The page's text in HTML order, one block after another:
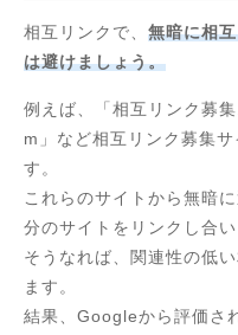
相互リンクで、 無暗に相
は避けましょう。
例えば、「相互リンク募
m」など相互リンク募集
す。
これらのサイトから無暗
分のサイトをリンクし合い
そうなれば、関連性の低
ます。
結果、Googleから評価さ